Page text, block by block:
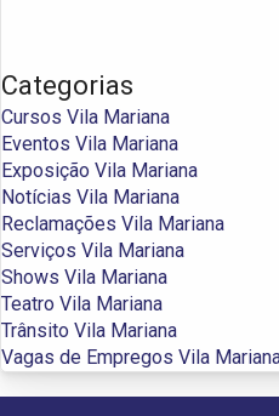
Categorias
Cursos Vila Mariana
Eventos Vila Mariana
Exposição Vila Mariana
Notícias Vila Mariana
Reclamações Vila Mariana
Serviços Vila Mariana
Shows Vila Mariana
Teatro Vila Mariana
Trânsito Vila Mariana
Vagas de Empregos Vila